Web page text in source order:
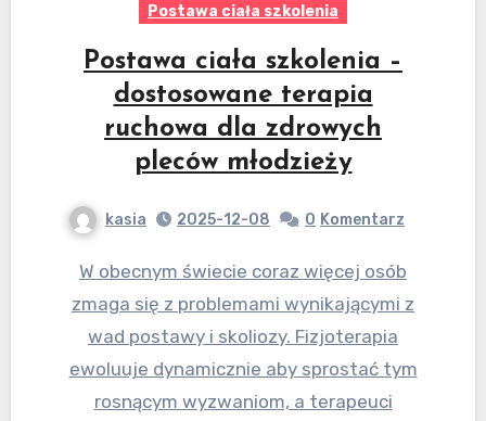
Postawa ciała szkolenia
Postawa ciała szkolenia –
dostosowane terapia
ruchowa dla zdrowych
pleców młodzieży
kasia 2025-12-08 0 Komentarz
W obecnym świecie coraz więcej osób
zmaga się z problemami wynikającymi z
wad postawy i skoliozy. Fizjoterapia
ewoluuje dynamicznie aby sprostać tym
rosnącym wyzwaniom, a terapeuci